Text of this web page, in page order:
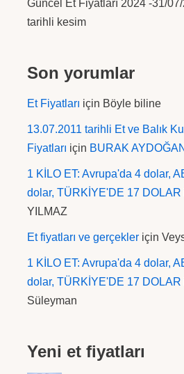
Güncel Et Fiyatları 2024 -31/
tarihli kesim
Son yorumlar
Et Fiyatları için Böyle biline
13.07.2011 tarihli Et ve Balık
Fiyatları için BURAK AYDOĞAN
1 KİLO ET: Avrupa'da 4 dolar,
dolar, TÜRKİYE'DE 17 DOLAR
YILMAZ
Et fiyatları ve gerçekler için
1 KİLO ET: Avrupa'da 4 dolar,
dolar, TÜRKİYE'DE 17 DOLAR
Süleyman
Yeni et fiyatları